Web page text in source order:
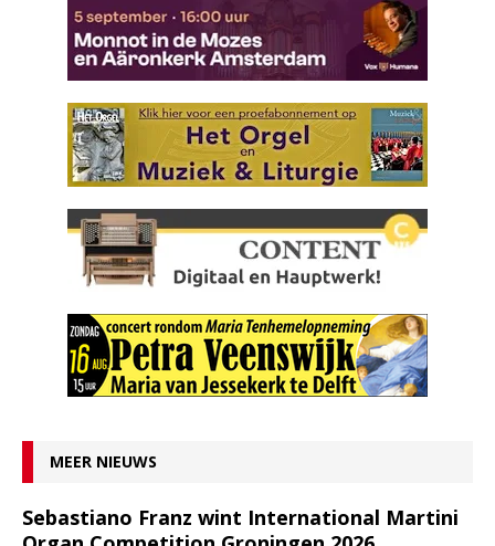
MEER NIEUWS
Sebastiano Franz wint International Martini